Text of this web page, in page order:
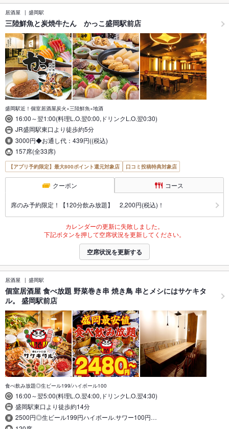
居酒屋 盛岡駅
三陸鮮魚と炭焼牛たん かっこ盛岡駅前店
盛岡駅近！個室居酒屋炭火×三陸鮮魚×地酒
16:00～翌1:00(料理L.O.翌0:00,ドリンクL.O.翌0:30)
JR盛岡駅東口より徒歩約5分
3000円◆お通し代：439円((税込)
157席(全33席)
【アプリ予約限定】最大800ポイント還元対象店 口コミ投稿特典対象店
クーポン コース
席のみ予約限定！【120分飲み放題】 2,200円(税込)！
カレンダーの更新に失敗しました。
下記ボタンを押して空席状況を更新してください。
空席状況を更新する
居酒屋 盛岡駅
個室居酒屋 食べ放題 野菜巻き串 焼き鳥 串とメシにはサケキタ
ル。 盛岡駅前店
食べ飲み放題◎生ビール199/ハイボール100
16:00～翌5:00(料理L.O.翌4:00,ドリンクL.O.翌4:30)
盛岡駅東口より徒歩約14分
2500円◎生ビール199円ハイボール.サワー100円…